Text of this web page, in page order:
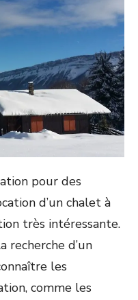
pour des
d’un chalet à
très intéressante.
recherche d’un
les
comme les